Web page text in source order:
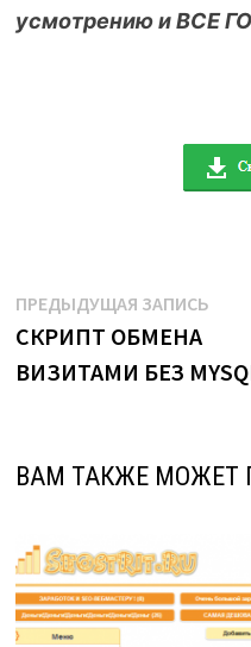
усмотрению и ВСЕ
Навигация
по
ПРЕДЫДУЩАЯ ЗАПИСЬ
СКРИПТ ОБМЕНА
ВИЗИТАМИ БЕЗ
ВАМ ТАКЖЕ МОЖЕТ